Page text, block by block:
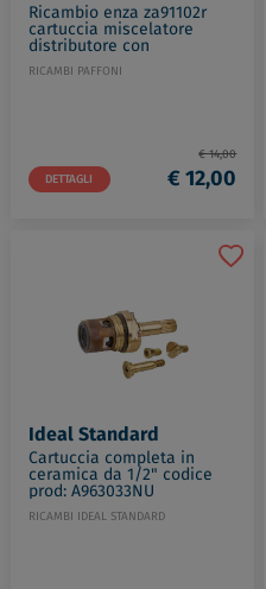
Ricambio enza za91102r
cartuccia miscelatore
distributore con
regolazione 40 cm codice
prod: ZA91102R
RICAMBI PAFFONI
DETTAGLI
€ 14,00
€ 12,00
Ideal Standard
Cartuccia completa in
ceramica da 1/2" codice
prod: A963033NU
RICAMBI IDEAL STANDARD